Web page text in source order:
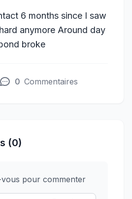
6 months since I saw
anymore Around day
broke
0 Commentaires
(0)
pour commenter